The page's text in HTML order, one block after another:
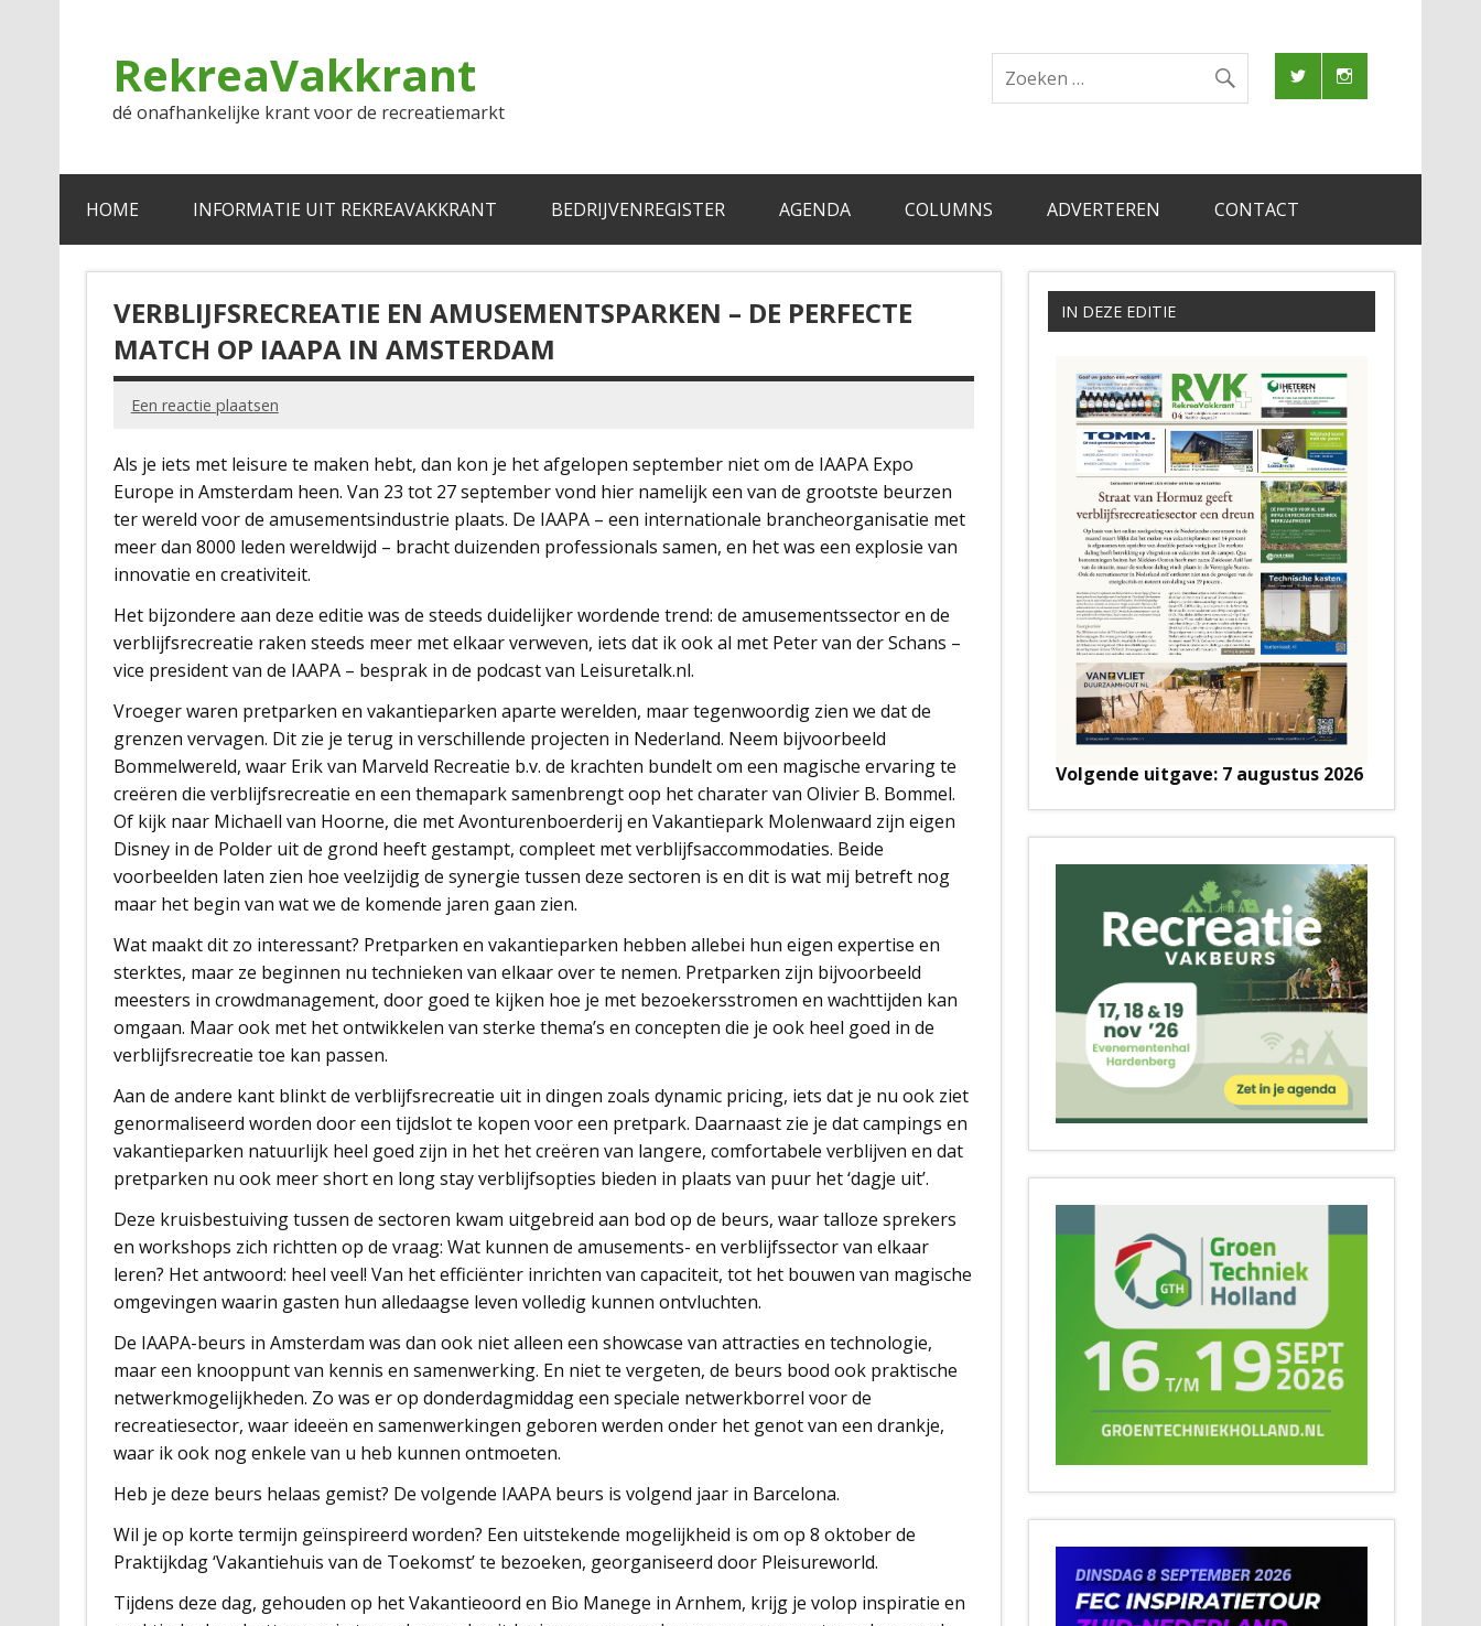
RekreaVakkrant
dé onafhankelijke krant voor de recreatiemarkt
HOME INFORMATIE UIT REKREAVAKKRANT BEDRIJVENREGISTER AGENDA COLUMNS ADVERTEREN CONTACT
VERBLIJFSRECREATIE EN AMUSEMENTSPARKEN – DE PERFECTE
MATCH OP IAAPA IN AMSTERDAM
Een reactie plaatsen
Als je iets met leisure te maken hebt, dan kon je het afgelopen september niet om de IAAPA Expo
Europe in Amsterdam heen. Van 23 tot 27 september vond hier namelijk een van de grootste beurzen
ter wereld voor de amusementsindustrie plaats. De IAAPA – een internationale brancheorganisatie met
meer dan 8000 leden wereldwijd – bracht duizenden professionals samen, en het was een explosie van
innovatie en creativiteit.
Het bijzondere aan deze editie was de steeds duidelijker wordende trend: de amusementssector en de
verblijfsrecreatie raken steeds meer met elkaar verweven, iets dat ik ook al met Peter van der Schans –
vice president van de IAAPA – besprak in de podcast van Leisuretalk.nl.
Vroeger waren pretparken en vakantieparken aparte werelden, maar tegenwoordig zien we dat de
grenzen vervagen. Dit zie je terug in verschillende projecten in Nederland. Neem bijvoorbeeld
Bommelwereld, waar Erik van Marveld Recreatie b.v. de krachten bundelt om een magische ervaring te
creëren die verblijfsrecreatie en een themapark samenbrengt oop het charater van Olivier B. Bommel.
Of kijk naar Michaell van Hoorne, die met Avonturenboerderij en Vakantiepark Molenwaard zijn eigen
Disney in de Polder uit de grond heeft gestampt, compleet met verblijfsaccommodaties. Beide
voorbeelden laten zien hoe veelzijdig de synergie tussen deze sectoren is en dit is wat mij betreft nog
maar het begin van wat we de komende jaren gaan zien.
Wat maakt dit zo interessant? Pretparken en vakantieparken hebben allebei hun eigen expertise en
sterktes, maar ze beginnen nu technieken van elkaar over te nemen. Pretparken zijn bijvoorbeeld
meesters in crowdmanagement, door goed te kijken hoe je met bezoekersstromen en wachttijden kan
omgaan. Maar ook met het ontwikkelen van sterke thema’s en concepten die je ook heel goed in de
verblijfsrecreatie toe kan passen.
Aan de andere kant blinkt de verblijfsrecreatie uit in dingen zoals dynamic pricing, iets dat je nu ook ziet
genormaliseerd worden door een tijdslot te kopen voor een pretpark. Daarnaast zie je dat campings en
vakantieparken natuurlijk heel goed zijn in het het creëren van langere, comfortabele verblijven en dat
pretparken nu ook meer short en long stay verblijfsopties bieden in plaats van puur het ‘dagje uit’.
Deze kruisbestuiving tussen de sectoren kwam uitgebreid aan bod op de beurs, waar talloze sprekers
en workshops zich richtten op de vraag: Wat kunnen de amusements- en verblijfssector van elkaar
leren? Het antwoord: heel veel! Van het efficiënter inrichten van capaciteit, tot het bouwen van magische
omgevingen waarin gasten hun alledaagse leven volledig kunnen ontvluchten.
De IAAPA-beurs in Amsterdam was dan ook niet alleen een showcase van attracties en technologie,
maar een knooppunt van kennis en samenwerking. En niet te vergeten, de beurs bood ook praktische
netwerkmogelijkheden. Zo was er op donderdagmiddag een speciale netwerkborrel voor de
recreatiesector, waar ideeën en samenwerkingen geboren werden onder het genot van een drankje,
waar ik ook nog enkele van u heb kunnen ontmoeten.
Heb je deze beurs helaas gemist? De volgende IAAPA beurs is volgend jaar in Barcelona.
Wil je op korte termijn geïnspireerd worden? Een uitstekende mogelijkheid is om op 8 oktober de
Praktijkdag ‘Vakantiehuis van de Toekomst’ te bezoeken, georganiseerd door Pleisureworld.
Tijdens deze dag, gehouden op het Vakantieoord en Bio Manege in Arnhem, krijg je volop inspiratie en
IN DEZE EDITIE
Volgende uitgave: 7 augustus 2026